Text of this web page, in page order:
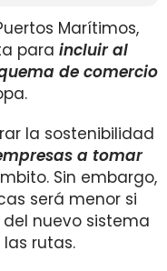
Marítimos,
para incluir al
de comercio
la sostenibilidad
a tomar
Sin embargo,
será menor si
nuevo sistema
rutas.